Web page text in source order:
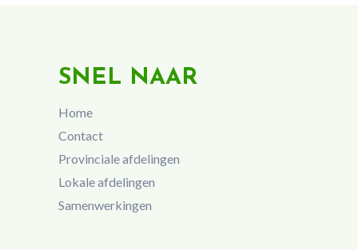
SNEL NAAR
Home
Contact
Provinciale afdelingen
Lokale afdelingen
Samenwerkingen